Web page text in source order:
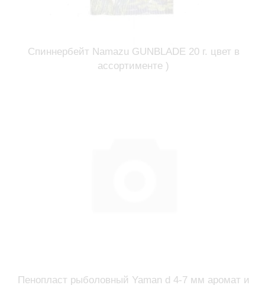
Спиннербейт Namazu GUNBLADE 20 г. цвет в
ассортименте )
Пенопласт рыболовный Yaman d 4-7 мм аромат и